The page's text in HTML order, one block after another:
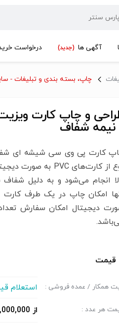
آگهی ها (جدید) درخواست
چاپ، بسته بندی و تبلیغات -
و چاپ کارت
نیمه شفاف
کارت پی وی سی شیشه ای
انجام می‌شود و به دلیل
امکان چاپ در یک طرف کارت
دیجیتال امکان سفارش
قیمت
همکار / عمده فروشی : استعلام
هر عدد : از 35,000,000 تا 45,000,000 ریال